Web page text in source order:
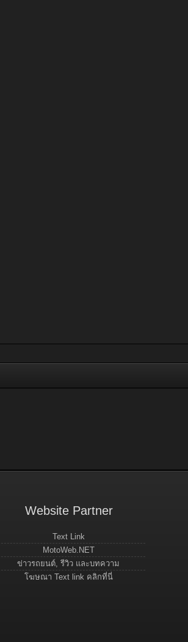
Website Partner
Text Link
MotoWeb.NET
ข่าวรถยนต์, รีวิว และบทความ
โฆษณา Text link คลิกที่นี่